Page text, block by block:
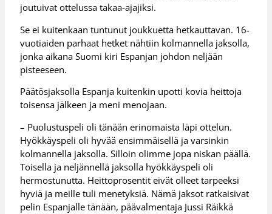
joutuivat ottelussa takaa-ajajiksi.
Se ei kuitenkaan tuntunut joukkuetta hetkauttavan. 16-
vuotiaiden parhaat hetket nähtiin kolmannella jaksolla,
jonka aikana Suomi kiri Espanjan johdon neljään
pisteeseen.
Päätösjaksolla Espanja kuitenkin upotti kovia heittoja
toisensa jälkeen ja meni menojaan.
– Puolustuspeli oli tänään erinomaista läpi ottelun.
Hyökkäyspeli oli hyvää ensimmäisellä ja varsinkin
kolmannella jaksolla. Silloin olimme jopa niskan päällä.
Toisella ja neljännellä jaksolla hyökkäyspeli oli
hermostunutta. Heittoprosentit eivät olleet tarpeeksi
hyviä ja meille tuli menetyksiä. Nämä jaksot ratkaisivat
pelin Espanjalle tänään, päävalmentaja Jussi Räikkä